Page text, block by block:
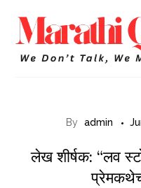
By admin
लेख शीर्षक: “लव